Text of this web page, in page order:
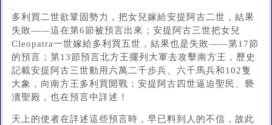
多利買二世欲鞏固勢力，把女兒嫁給安提阿古二世，結果
失敗——這在第6節被預言出來；安提阿古三世把女兒
Cleopatra一世嫁給多利買五世，結果也是失敗——第17節
的預言；第13節預言北方王擺列大軍去攻擊南方王，歷史
記載安提阿古三世動用六萬二千步兵、六千馬兵和102隻
大象，向南方王多利買開戰；安提阿古四世逼迫聖民、褻
瀆聖殿，也在預言中詳述！
天上的使者在詳述這些預言時，早已料到人的不信，故此